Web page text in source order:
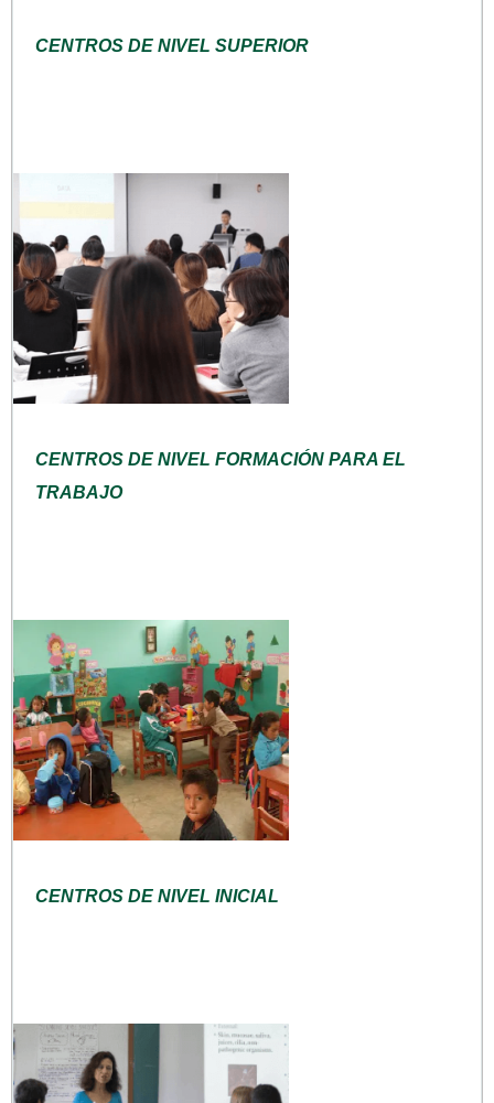
CENTROS DE NIVEL SUPERIOR
CENTROS DE NIVEL FORMACIÓN PARA EL
TRABAJO
CENTROS DE NIVEL INICIAL